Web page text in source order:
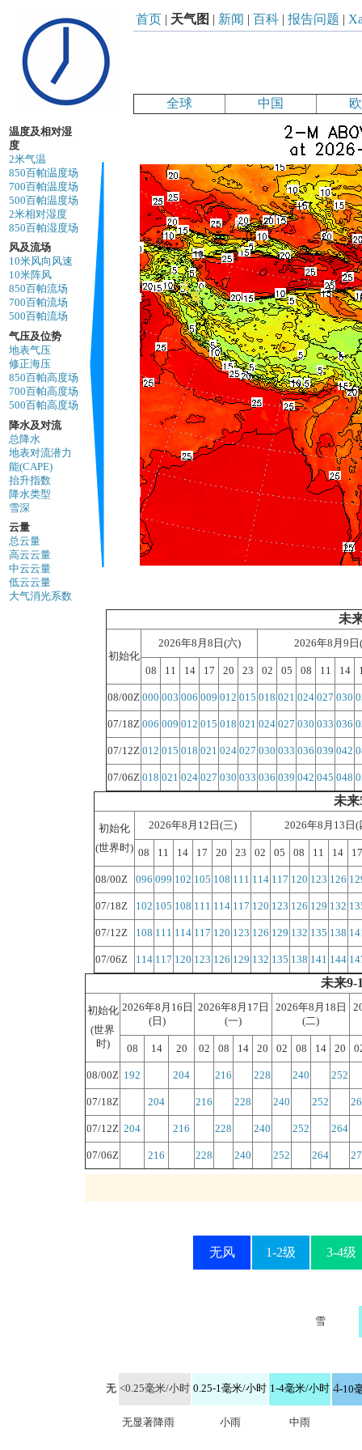
首页 | 天气图 | 新闻 | 百科 | 报告问题 |
全球 中国
温度及相对湿
度
2米气温
850百帕温度场
700百帕温度场
500百帕温度场
2米相对湿度
850百帕湿度场
风及流场
10米风向风速
10米阵风
850百帕流场
700百帕流场
500百帕流场
气压及位势
地表气压
修正海压
850百帕高度场
700百帕高度场
500百帕高度场
降水及对流
总降水
地表对流潜力
能(CAPE)
抬升指数
降水类型
雪深
云量
总云量
高云云量
中云云量
低云云量
大气消光系数
未
初始化
2026年8月8日(六) 2026年8月9日
08 11 14 17 20 23 02 05 08 11 14
08/00Z 000 003 006 009 012 015 018 021 024 027 030
07/18Z 006 009 012 015 018 021 024 027 030 033 036
07/12Z 012 015 018 021 024 027 030 033 036 039 042
07/06Z 018 021 024 027 030 033 036 039 042 045 048
未来
初始化
(世界时)
2026年8月12日(三) 2026年8月13日(
08 11 14 17 20 23 02 05 08 11 14 17
08/00Z 096 099 102 105 108 111 114 117 120 123 126
07/18Z 102 105 108 111 114 117 120 123 126 129 132
07/12Z 108 111 114 117 120 123 126 129 132 135 138
07/06Z 114 117 120 123 126 129 132 135 138 141 144
未来9-
初始化
(世界
时)
2026年8月16日
(日)
2026年8月17日
(一)
2026年8月18日
(二)
08 14 20 02 08 14 20 02 08 14 20
08/00Z 192 204 216 228 240 252
07/18Z 204 216 228 240 252
07/12Z 204 216 228 240 252 264
07/06Z 216 228 240 252 264
无风 1-2级 3-4级
雪
无 <0.25毫米/小时 0.25-1毫米/小时 1-4毫米/小时 4-10
无显著降雨 小雨 中雨